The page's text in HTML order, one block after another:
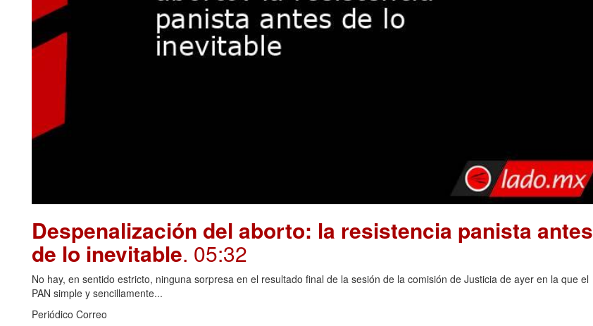
Despenalización del aborto: la resistencia panista antes
de lo inevitable. 05:32
No hay, en sentido estricto, ninguna sorpresa en el resultado final de la sesión de la comisión de Justicia de ayer en la que el
PAN simple y sencillamente...
Periódico Correo